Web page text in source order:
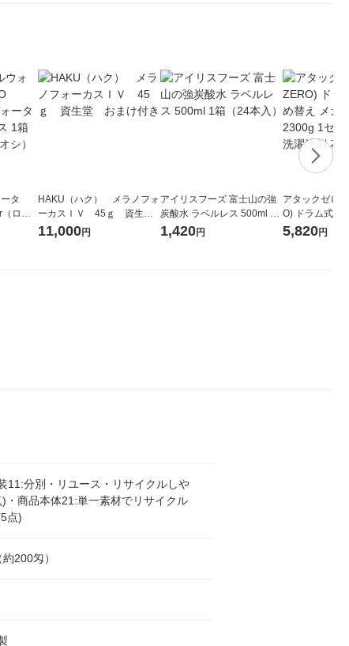
タ
ロハ
ルレ
HAKU（ハク） メラノフォ
ーカスＩＶ 45ｇ 資生
堂 おまけ付き
11,000円
アイリスフーズ 富士山の強
炭酸水 ラベルレス 500ml 1
箱（24本入）
1,420円
アタックゼロ
O) ドラム式専
ガジャンボ
5,820円
11:分別・リユース・リサイクルしや
・商品本体21:単一素材でリサイクル
点)
200匁）